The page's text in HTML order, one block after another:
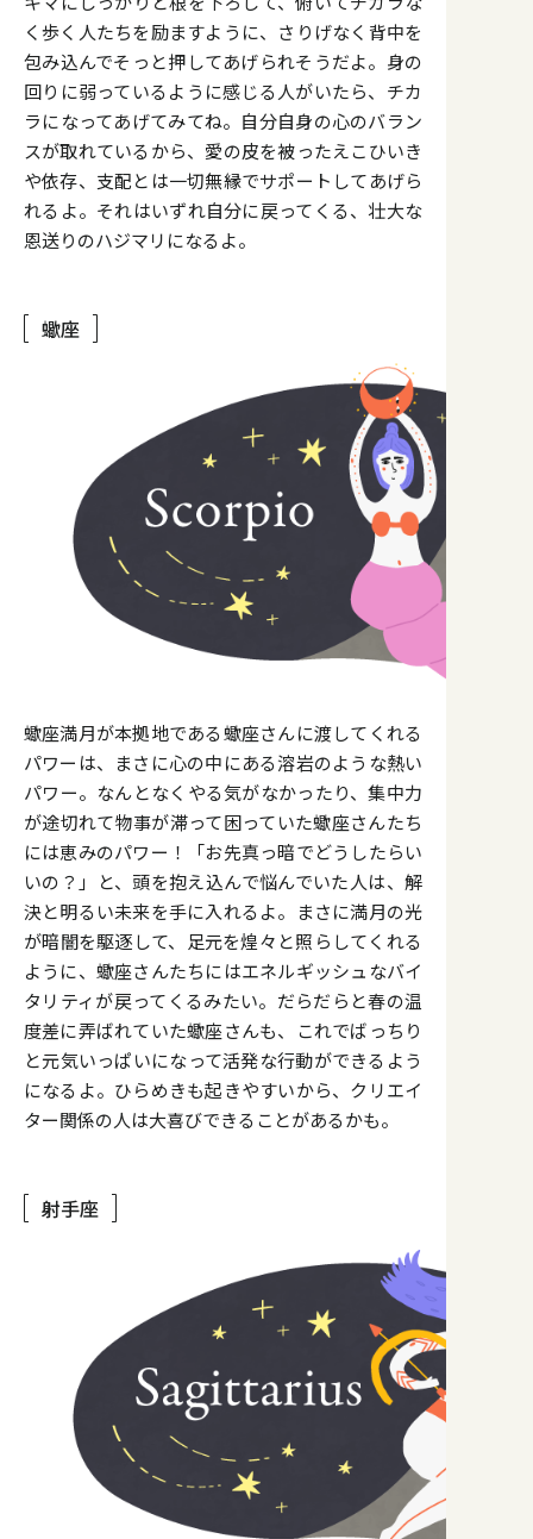
く歩く人たちを励ますように、さりげなく背中を
包み込んでそっと押してあげられそうだよ。身の
回りに弱っているように感じる人がいたら、チカ
ラになってあげてみてね。自分自身の心のバラン
スが取れているから、愛の皮を被ったえこひいき
や依存、支配とは一切無縁でサポートしてあげら
れるよ。それはいずれ自分に戻ってくる、壮大な
恩送りのハジマリになるよ。
蠍座
蠍座満月が本拠地である蠍座さんに渡してくれる
パワーは、まさに心の中にある溶岩のような熱い
パワー。なんとなくやる気がなかったり、集中力
が途切れて物事が滞って困っていた蠍座さんたち
には恵みのパワー！「お先真っ暗でどうしたらい
いの？」と、頭を抱え込んで悩んでいた人は、解
決と明るい未来を手に入れるよ。まさに満月の光
が暗闇を駆逐して、足元を煌々と照らしてくれる
ように、蠍座さんたちにはエネルギッシュなバイ
タリティが戻ってくるみたい。だらだらと春の温
度差に弄ばれていた蠍座さんも、これでばっちり
と元気いっぱいになって活発な行動ができるよう
になるよ。ひらめきも起きやすいから、クリエイ
ター関係の人は大喜びできることがあるかも。
射手座